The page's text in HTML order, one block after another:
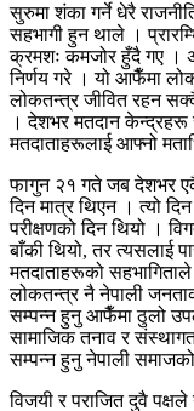
सुरुमा शंका गर्ने धेरै
सहभागी हुन थाले ।
क्रमशः कमजोर हुँदै गए ।
निर्णय गरे । यो आफैँमा
लोकतन्त्र जीवित रहन
। देशभर मतदान केन्द्रहरू
मतदाताहरूलाई आफ्नो
फागुन २१ गते जब देशभर
दिन मात्र थिएन । त्यो
परीक्षणको दिन थियो ।
बाँकी थियो, तर त्यसलाई
मतदाताहरूको
लोकतन्त्र नै नेपाली
सम्पन्न हुनु आफैँमा ठुलो
सामाजिक तनाव र
सम्पन्न हुनु नेपाली
विजयी र पराजित दुवै